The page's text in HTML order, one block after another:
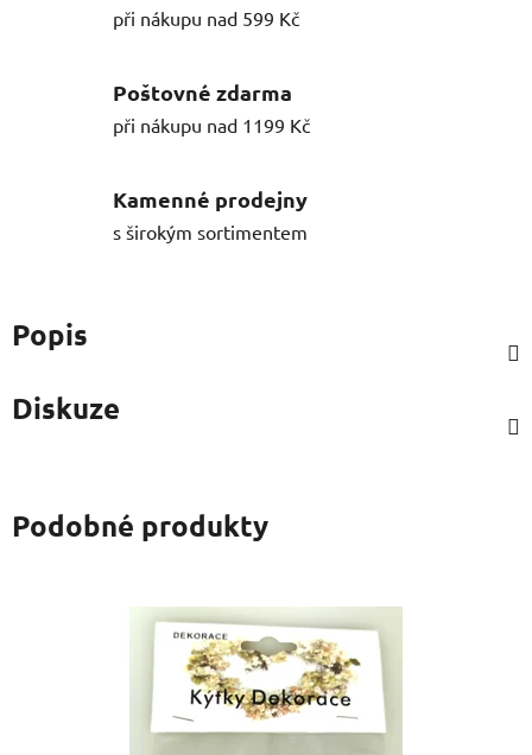
při nákupu nad 599 Kč
Poštovné zdarma
při nákupu nad 1199 Kč
Kamenné prodejny
s širokým sortimentem
Popis
Diskuze
Podobné produkty